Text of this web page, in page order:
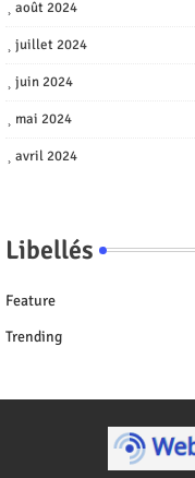
août 2024
juillet 2024
juin 2024
mai 2024
avril 2024
Libellés
Feature
Trending